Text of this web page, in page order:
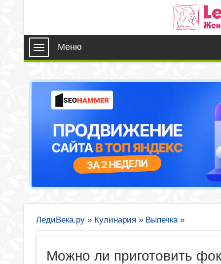
Меню
ЛедиВека.ру » Кулинария » Выпечка»
Можно ли приготовить